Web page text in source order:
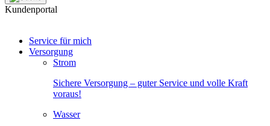
Kundenportal
Service für mich
Versorgung
Strom
Sichere Versorgung – guter Service und volle Kraft
voraus!
Wasser